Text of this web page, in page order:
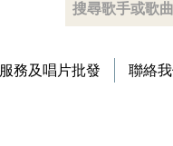
務及唱片批發 聯絡